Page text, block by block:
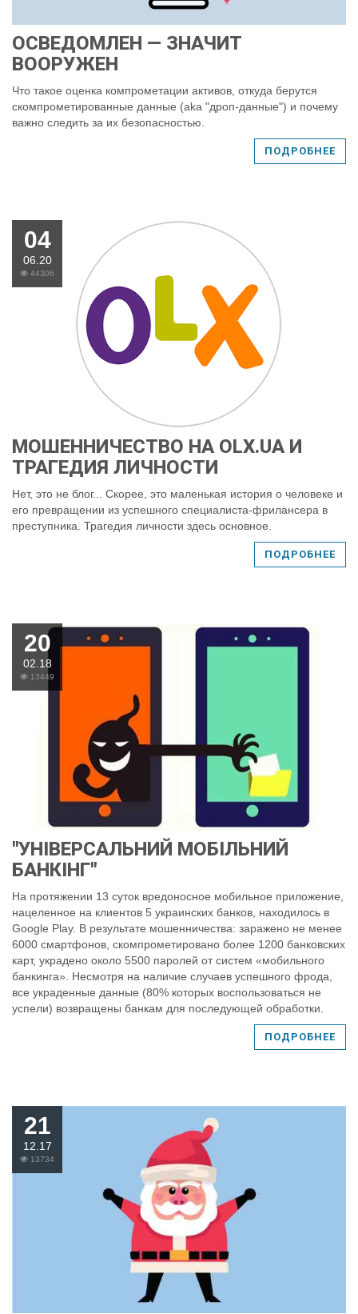
ОСВЕДОМЛЕН — ЗНАЧИТ
ВООРУЖЕН
Что такое оценка компрометации активов, откуда берутся
скомпрометированные данные (aka "дроп-данные") и почему
важно следить за их безопасностью.
ПОДРОБНЕЕ
04
06.20
44306
МОШЕННИЧЕСТВО НА OLX.UA И
ТРАГЕДИЯ ЛИЧНОСТИ
Нет, это не блог... Скорее, это маленькая история о человеке и
его превращении из успешного специалиста-фрилансера в
преступника. Трагедия личности здесь основное.
ПОДРОБНЕЕ
20
02.18
13449
"УНІВЕРСАЛЬНИЙ МОБІЛЬНИЙ
БАНКІНГ"
На протяжении 13 суток вредоносное мобильное приложение,
нацеленное на клиентов 5 украинских банков, находилось в
Google Play. В результате мошенничества: заражено не менее
6000 смартфонов, скомпрометировано более 1200 банковских
карт, украдено около 5500 паролей от систем «мобильного
банкинга». Несмотря на наличие случаев успешного фрода,
все украденные данные (80% которых воспользоваться не
успели) возвращены банкам для последующей обработки.
ПОДРОБНЕЕ
21
12.17
13734